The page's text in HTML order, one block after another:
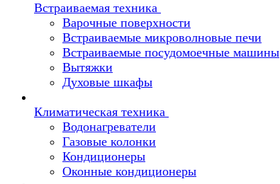
Встраиваемая техника
Варочные поверхности
Встраиваемые микроволновые печи
Встраиваемые посудомоечные машины
Вытяжки
Духовые шкафы
Климатическая техника
Водонагреватели
Газовые колонки
Кондиционеры
Оконные кондиционеры